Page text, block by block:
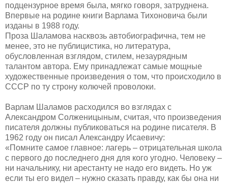
подцензурное время была, мягко говоря, затруднена.
Впервые на родине книги Варлама Тихоновича были
изданы в 1988 году.
Проза Шаламова насквозь автобиографична, тем не
менее, это не публицистика, но литература,
обусловленная взглядом, стилем, незаурядным
талантом автора. Ему принадлежат самые мощные
художественные произведения о том, что происходило в
СССР по ту строну колючей проволоки.
Варлам Шаламов расходился во взглядах с
Александром Солженицыным, считая, что произведения
писателя должны публиковаться на родине писателя. В
1962 году он писал Александру Исаевичу:
«Помните самое главное: лагерь – отрицательная школа
с первого до последнего дня для кого угодно. Человеку –
ни начальнику, ни арестанту не надо его видеть. Но уж
если ты его видел – нужно сказать правду, как бы она ни